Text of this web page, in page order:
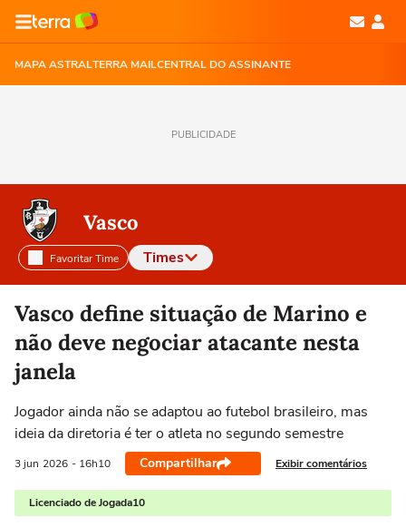
MAPA ASTRALTERRA MAILCENTRAL DO ASSINANTE
PUBLICIDADE
Vasco
Favoritar Time Times
Selecione o time para ver as notícias
Vasco define situação de Marino e
não deve negociar atacante nesta
janela
Jogador ainda não se adaptou ao futebol brasileiro, mas
ideia da diretoria é ter o atleta no segundo semestre
3 jun 2026 - 16h10 Compartilhar Exibir comentários
Licenciado de Jogada10